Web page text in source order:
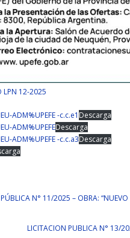
LPN 12-2025
ADM%UPEFE -c.c.e1 Descarga
ADM%UPEFEDescarga
ADM%UPEFE -c.c.a3Descarga
N° 11/2025 – OBRA:
LICITACION PUBLICA N° 13/